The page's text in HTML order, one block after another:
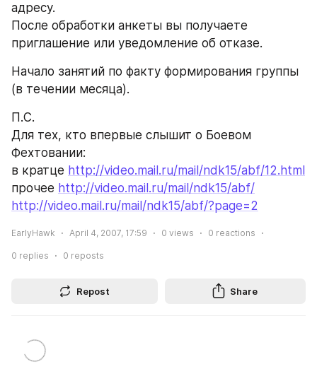
адресу.
После обработки анкеты вы получаете
приглашение или уведомление об отказе.
Начало занятий по факту формирования группы
(в течении месяца).
П.С.
Для тех, кто впервые слышит о Боевом
Фехтовании:
в кратце http://video.mail.ru/mail/ndk15/abf/12.html
прочее http://video.mail.ru/mail/ndk15/abf/
http://video.mail.ru/mail/ndk15/abf/?page=2
EarlyHawk April 4, 2007, 17:59 0 views 0 reactions
0 replies 0 reposts
Repost Share